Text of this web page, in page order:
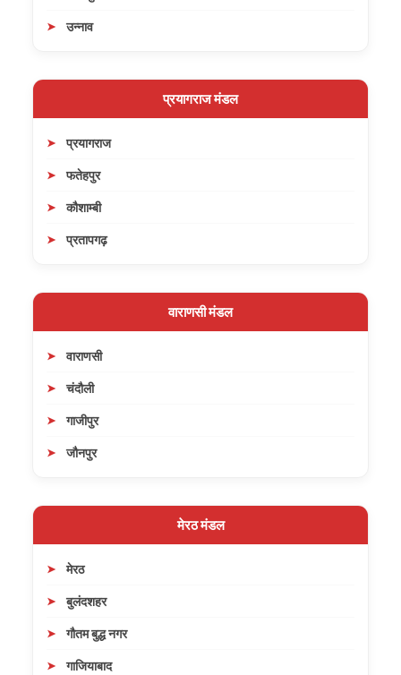
उन्नाव
प्रयागराज मंडल
प्रयागराज
फतेहपुर
कौशाम्बी
प्रतापगढ़
वाराणसी मंडल
वाराणसी
चंदौली
गाजीपुर
जौनपुर
मेरठ मंडल
मेरठ
बुलंदशहर
गौतम बुद्ध नगर
गाजियाबाद